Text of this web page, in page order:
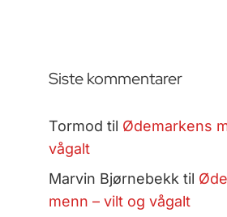
Siste kommentarer
Tormod til Ødemarkens
vågalt
Marvin Bjørnebekk til
menn – vilt og vågalt